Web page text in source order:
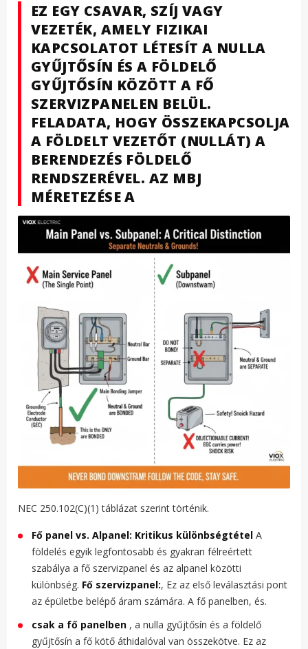
EZ EGY CSAVAR, SZÍJ VAGY
VEZETÉK, AMELY FIZIKAI
KAPCSOLATOT LÉTESÍT A NULLA
GYŰJTŐSÍN ÉS A FÖLDELŐ
GYŰJTŐSÍN KÖZÖTT A FŐ
SZERVIZPANELEN BELÜL.
FELADATA, HOGY ÖSSZEKAPCSOLJA
A FÖLDELT VEZETŐT (NULLÁT) A
BERENDEZÉS FÖLDELŐ
RENDSZERÉVEL. AZ MBJ
MÉRETEZÉSE A
NEC 250.102(C)(1) táblázat szerint történik.
Fő panel vs. Alpanel: Kritikus különbségtétel A
földelés egyik legfontosabb és gyakran félreértett
szabálya a fő szervizpanel és az alpanel közötti
különbség. Fő szervizpanel:, Ez az első leválasztási pont
az épületbe belépő áram számára. A fő panelben, és.
csak a fő panelben , a nulla gyűjtősín és a földelő
gyűjtősín a fő kötő áthidalóval van összekötve. Ez az